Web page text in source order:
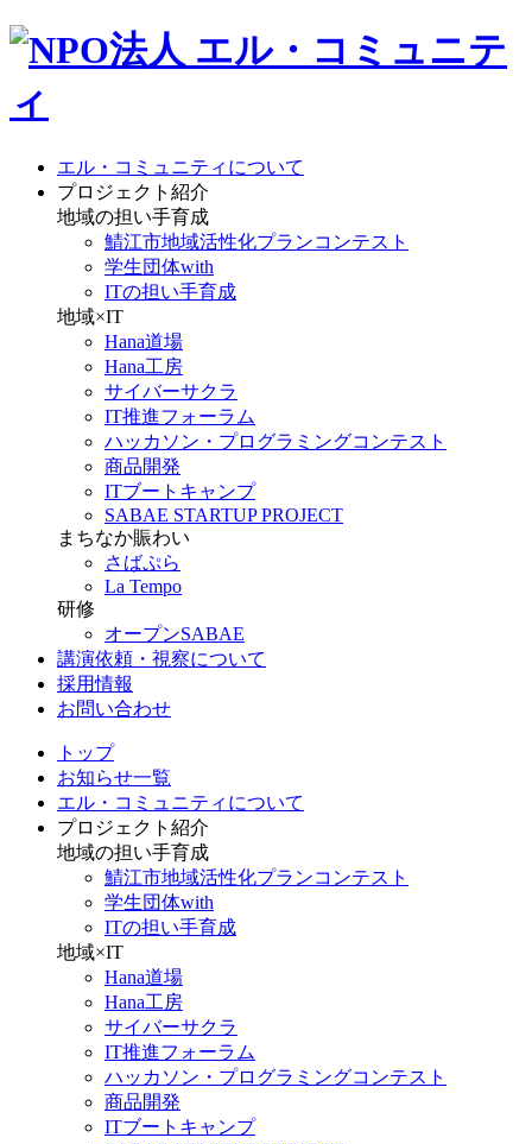
エル・コミュニティについて
プロジェクト紹介
地域の担い手育成
鯖江市地域活性化プランコンテスト
学生団体with
ITの担い手育成
地域×IT
Hana道場
Hana工房
サイバーサクラ
IT推進フォーラム
ハッカソン・プログラミングコンテスト
商品開発
ITブートキャンプ
SABAE STARTUP PROJECT
まちなか賑わい
さばぷら
La Tempo
研修
オープンSABAE
講演依頼・視察について
採用情報
お問い合わせ
トップ
お知らせ一覧
エル・コミュニティについて
プロジェクト紹介
地域の担い手育成
鯖江市地域活性化プランコンテスト
学生団体with
ITの担い手育成
地域×IT
Hana道場
Hana工房
サイバーサクラ
IT推進フォーラム
ハッカソン・プログラミングコンテスト
商品開発
ITブートキャンプ